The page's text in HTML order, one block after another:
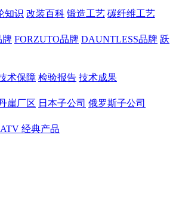
知识 改装百科 锻造工艺 碳纤维工艺
牌 FORZUTO品牌 DAUNTLESS品牌 跃
术保障 检验报告 技术成果
崖厂区 日本子公司 俄罗斯子公司
ATV 经典产品